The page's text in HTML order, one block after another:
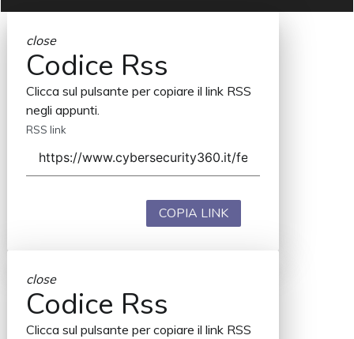
close
Codice Rss
Clicca sul pulsante per copiare il link RSS
negli appunti.
RSS link
COPIA LINK
close
Codice Rss
Clicca sul pulsante per copiare il link RSS